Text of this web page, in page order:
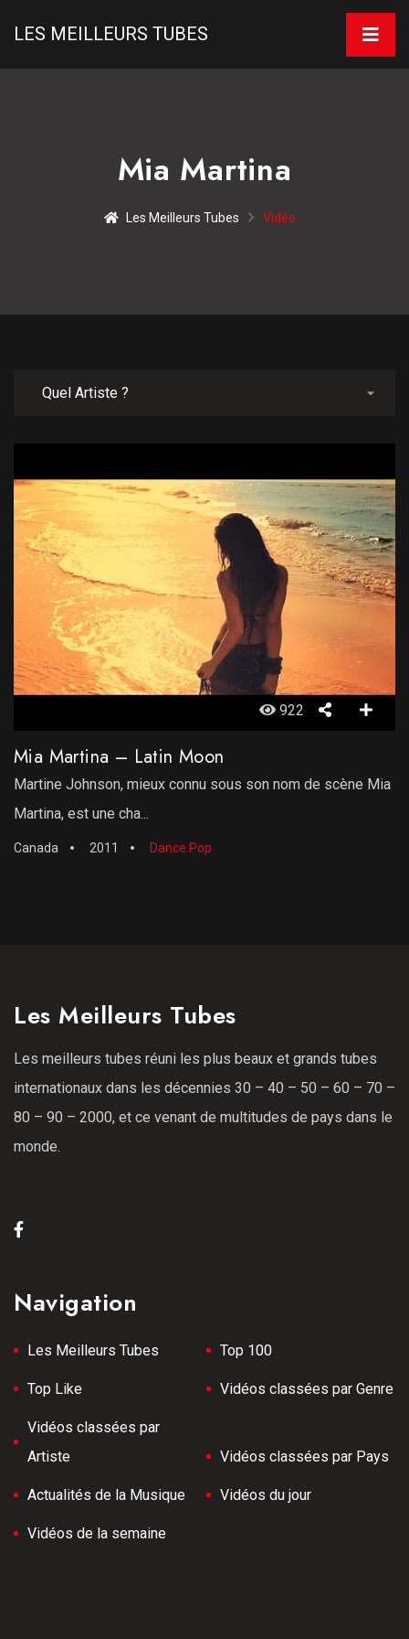
LES MEILLEURS TUBES
Mia Martina
Les Meilleurs Tubes Vidéo
922
Mia Martina – Latin Moon
Martine Johnson, mieux connu sous son nom de scène Mia
Martina, est une cha...
Canada 2011 Dance Pop
Les Meilleurs Tubes
Les meilleurs tubes réuni les plus beaux et grands tubes
internationaux dans les décennies 30 – 40 – 50 – 60 – 70 –
80 – 90 – 2000, et ce venant de multitudes de pays dans le
monde.
Navigation
Les Meilleurs Tubes Top 100
Top Like Vidéos classées par Genre
Vidéos classées par
Artiste
Vidéos classées par Pays
Actualités de la Musique Vidéos du jour
Vidéos de la semaine